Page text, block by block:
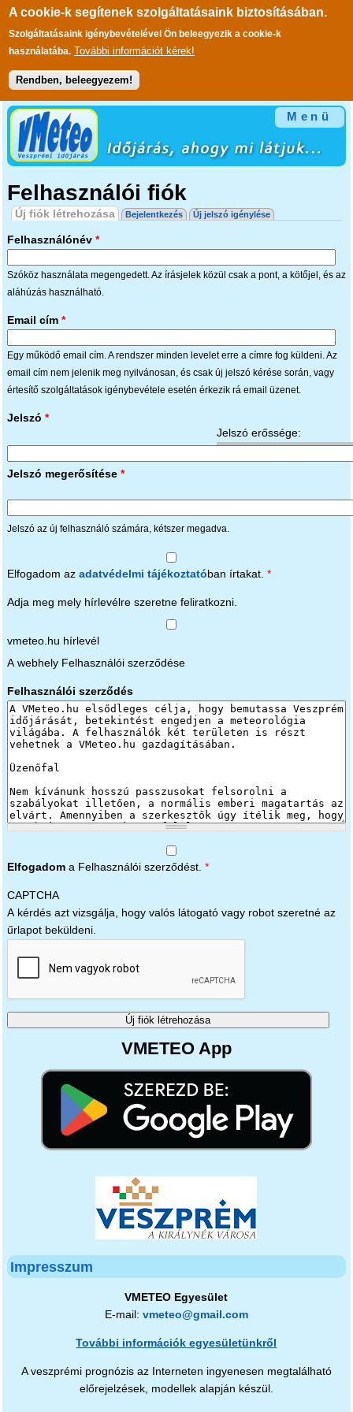
A cookie-k segítenek szolgáltatásaink biztosításában.
Szolgáltatásaink igénybevételével Ön beleegyezik a cookie-k
használatába. További információt kérek!
Rendben, beleegyezem!
Ugrás a tartalomra
Menü
Felhasználói fiók
Elsődleges fülek
Új fiók létrehozása(aktív fül)
Bejelentkezés Új jelszó igénylése
Felhasználónév *
Szóköz használata megengedett. Az írásjelek közül csak a pont, a kötőjel, és az
aláhúzás használható.
Email cím *
Egy működő email cím. A rendszer minden levelet erre a címre fog küldeni. Az
email cím nem jelenik meg nyilvánosan, és csak új jelszó kérése során, vagy
értesítő szolgáltatások igénybevétele esetén érkezik rá email üzenet.
Jelszó erőssége:
Jelszó *
Jelszó megerősítése *
Jelszó az új felhasználó számára, kétszer megadva.
Elfogadom az adatvédelmi tájékoztató ban írtakat. *
Adja meg mely hírlevélre szeretne feliratkozni.
vmeteo.hu hírlevél
A webhely Felhasználói szerződése
Felhasználói szerződés
Elfogadoma Felhasználói szerződést. *
CAPTCHA
A kérdés azt vizsgálja, hogy valós látogató vagy robot szeretné az
űrlapot beküldeni.
VMETEO App
Impresszum
VMETEO Egyesület
E-mail: vmeteo@gmail.com
További információk egyesületünkről
A veszprémi prognózis az Interneten ingyenesen megtalálható
előrejelzések, modellek alapján készül.